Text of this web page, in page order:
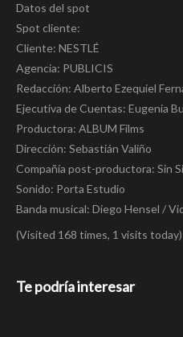
Datos del spot
Spot cliente:
Cliente: NESTLÉ
Agencia: PUBLICIS
Redacción: Alberto Ezequiel
Ejecutiva de Cuentas: Eugenia
Productora: ALBUM Films
Dirección: Sebastián Valiño
Compañía post-productora: Sin
Sonido: Porta Estudio
Banda musical: Diego Hensel /
(Visited 168 times, 1 visits today)
Te podría interesar